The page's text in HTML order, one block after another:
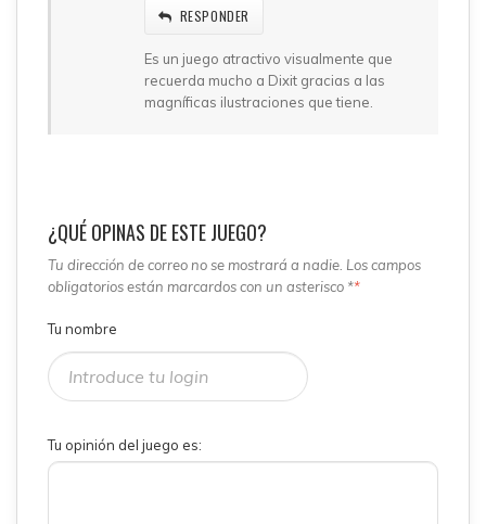
RESPONDER
Es un juego atractivo visualmente que
recuerda mucho a Dixit gracias a las
magníficas ilustraciones que tiene.
¿QUÉ OPINAS DE ESTE JUEGO?
Tu dirección de correo no se mostrará a nadie. Los campos
obligatorios están marcardos con un asterisco **
Tu nombre
Tu opinión del juego es: